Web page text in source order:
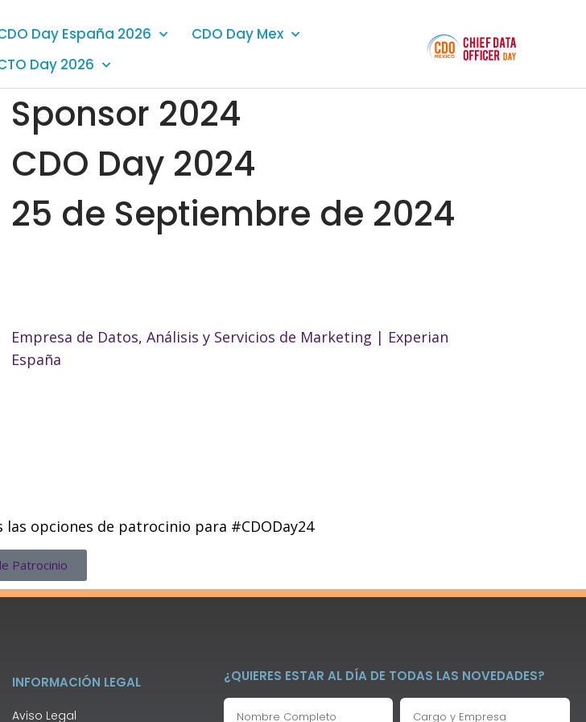
Day España 2026
CDO Day Mex
Day 2026
Sponsor 2024
CDO Day 2024
25 de Septiembre de 2024
Empresa de Datos, Análisis y Servicios de Marketing | Experian
España
opciones de patrocinio para #CDODay24
Patrocinio
INFORMACIÓN LEGAL
Aviso Legal
¿QUIERES ESTAR AL DÍA DE TODAS LAS NOVEDADES?